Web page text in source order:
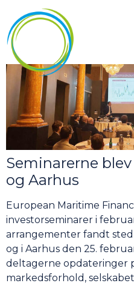
Seminarerne
og Aarhus
European Maritime
investorseminarer i
arrangementer fandt
og i Aarhus den 25.
deltagerne opdateringer
markedsforhold,